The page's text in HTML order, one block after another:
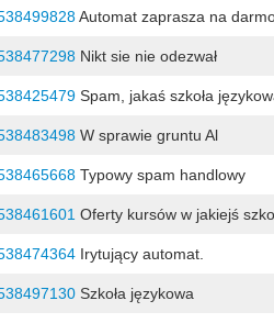
Automat zaprasza na
Nikt sie nie odezwał
Spam, jakaś szkoła
W sprawie gruntu Al
Typowy spam handlowy
Oferty kursów w jakiejś
Irytujący automat.
Szkoła językowa